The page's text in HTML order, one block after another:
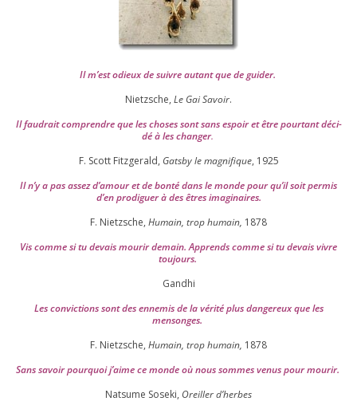
Il m’est odieux de suivre autant que de gui­der.
Nietzsche, Le Gai Savoir.
Il fau­drait com­prendre que les choses sont sans espoir et être pour­tant déci­
dé à les chan­ger.
F. Scott Fitzgerald, Gatsby le magni­fique, 1925
Il n’y a pas assez d’a­mour et de bon­té dans le monde pour qu’il soit per­mis
d’en pro­di­guer à des êtres imaginaires.
F. Nietzsche, Humain, trop humain, 1878
Vis comme si tu devais mou­rir demain. Apprends comme si tu devais vivre
toujours.
Gandhi
Les convic­tions sont des enne­mis de la véri­té plus dan­ge­reux que les
mensonges.
F. Nietzsche, Humain, trop humain, 1878
Sans savoir pour­quoi j’aime ce monde où nous sommes venus pour mourir.
Natsume Soseki, Oreiller d’herbes